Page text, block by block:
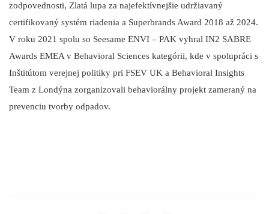
zodpovednosti, Zlatá lupa za najefektívnejšie udržiavaný
certifikovaný systém riadenia a Superbrands Award 2018 až 2024.
V roku 2021 spolu so Seesame ENVI – PAK vyhral IN2 SABRE
Awards EMEA v Behavioral Sciences kategórii, kde v spolupráci s
Inštitútom verejnej politiky pri FSEV UK a Behavioral Insights
Team z Londýna zorganizovali behaviorálny projekt zameraný na
prevenciu tvorby odpadov.